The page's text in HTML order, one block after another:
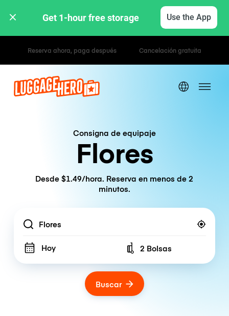
Get 1-hour free storage Use the App
Tarifas por hora / día
Consigna de equipaje
Flores
Desde $1.49/hora. Reserva en menos de 2
minutos.
Location
Hoy Number of bags
2 Bolsas
Buscar